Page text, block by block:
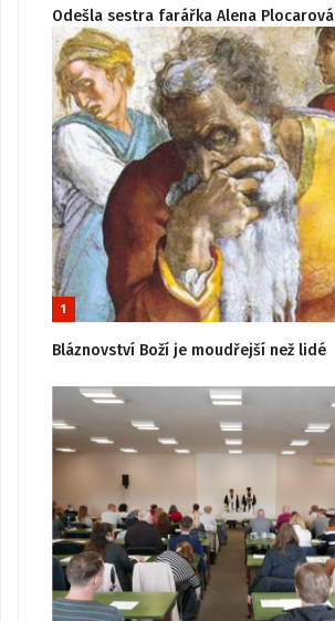
Odešla sestra farářka Alena Plocarová
1
Bláznovství Boží je moudřejší než lidé